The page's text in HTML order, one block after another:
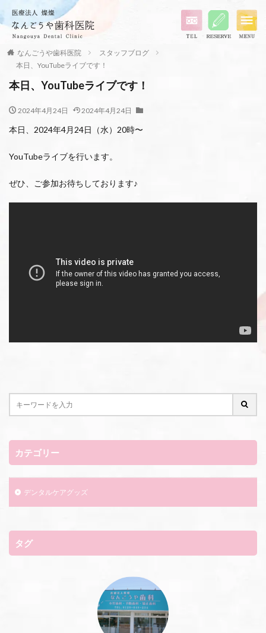
なんごうや歯科医院
スタッフブログ
本日、YouTubeライブです！
本日、YouTubeライブです！
2024年4月24日 2024年4月24日
本日、2024年4月24日（水）20時〜
YouTubeライブを行います。
ぜひ、ご参加お待ちしております♪
カテゴリー
デンタルケアグッズ
タグ